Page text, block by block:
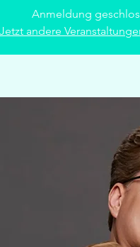
Anmeldung
Jetzt andere